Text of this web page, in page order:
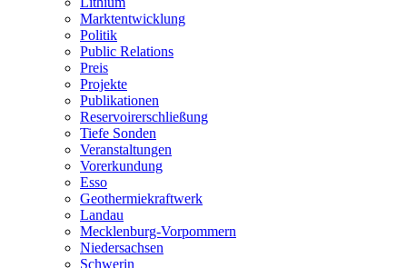
Marktentwicklung
Politik
Public Relations
Preis
Projekte
Publikationen
Reservoirerschließung
Tiefe Sonden
Veranstaltungen
Vorerkundung
Esso
Geothermiekraftwerk
Landau
Mecklenburg-Vorpommern
Niedersachsen
Schwerin